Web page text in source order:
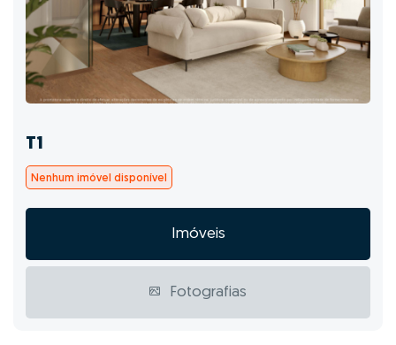
T1
Nenhum imóvel disponível
Imóveis
Fotografias